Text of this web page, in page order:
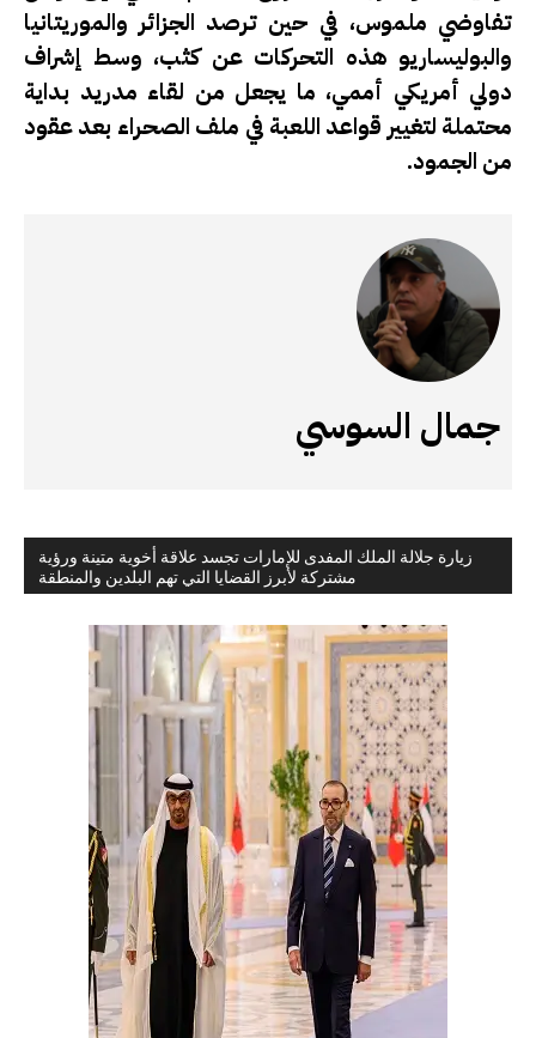
زيارة جلالة الملك المفدى للإمارات تجسد علاقة أخوية متينة ورؤية
مشتركة لأبرز القضايا التي تهم البلدين والمنطقة
تفاوضي ملموس، في حين ترصد الجزائر والموريتانيا
والبوليساريو هذه التحركات عن كثب، وسط إشراف
دولي أمريكي أممي، ما يجعل من لقاء مدريد بداية
محتملة لتغيير قواعد اللعبة في ملف الصحراء بعد عقود
من الجمود.
جمال السوسي